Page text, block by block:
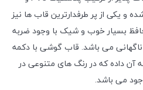
یکی از پر طرفدارترین قاب ها نیز
بسیار خوب و شیک با وجود ضربه
ناگهانی می باشد. قاب گوشی با دکمه
آن داده که در رنگ های متنوعی در
می باشد.